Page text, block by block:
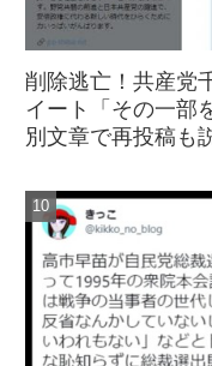
削除逃亡！共産党
イート「その一部
別文章で再投稿も